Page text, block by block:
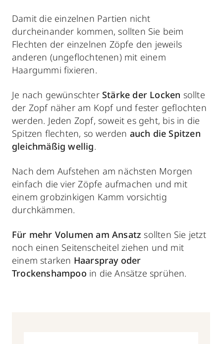
Damit die einzelnen Partien nicht
durcheinander kommen, sollten Sie beim
Flechten der einzelnen Zöpfe den jeweils
anderen (ungeflochtenen) mit einem
Haargummi fixieren.
Je nach gewünschter Stärke der Locken sollte
der Zopf näher am Kopf und fester geflochten
werden. Jeden Zopf, soweit es geht, bis in die
Spitzen flechten, so werden auch die Spitzen
gleichmäßig wellig.
Nach dem Aufstehen am nächsten Morgen
einfach die vier Zöpfe aufmachen und mit
einem grobzinkigen Kamm vorsichtig
durchkämmen.
Für mehr Volumen am Ansatz sollten Sie jetzt
noch einen Seitenscheitel ziehen und mit
einem starken Haarspray oder
Trockenshampoo in die Ansätze sprühen.